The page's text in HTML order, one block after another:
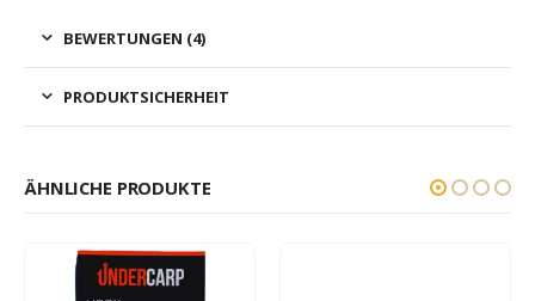
BEWERTUNGEN (4)
PRODUKTSICHERHEIT
ÄHNLICHE PRODUKTE